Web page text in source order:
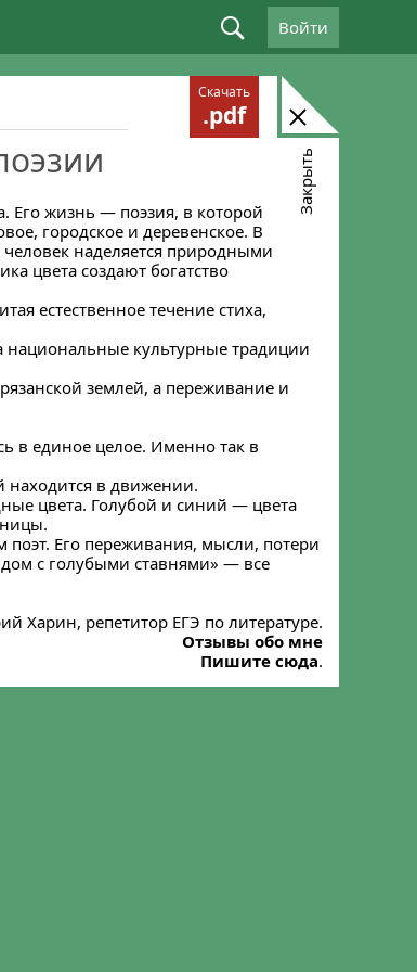
Войти
Закрыть
Скачать
.pdf
Его жизнь — поэзия, в которой
городское и деревенское. В
наделяется природными
цвета создают богатство
естественное течение стиха,
национальные культурные традиции
землей, а переживание и
в единое целое. Именно так в
находится в движении.
цвета. Голубой и синий — цвета
поэт. Его переживания, мысли, потери
с голубыми ставнями» — все
Харин, репетитор ЕГЭ по литературе.
Отзывы обо мне
Пишите сюда.